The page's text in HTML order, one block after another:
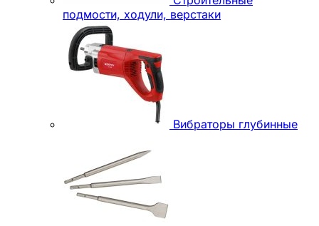
подмости, ходули, верстаки
Вибраторы глубинные